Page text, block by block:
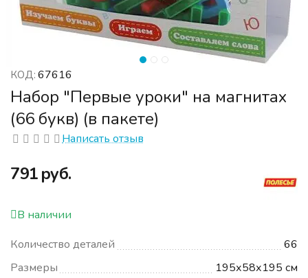
КОД: 67616
Набор "Первые уроки" на магнитах
(66 букв) (в пакете)
Написать отзыв
‍791‍руб.
В наличии
Количество деталей
66
Размеры
195х58х195 см